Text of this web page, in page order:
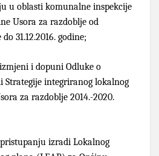
u oblasti komunalne inspekcije
Usora za razdoblje od
do 31.12.2016. godine;
i dopuni Odluke o
Strategije integriranog lokalnog
za razdoblje 2014.-2020.
izradi Lokalnog